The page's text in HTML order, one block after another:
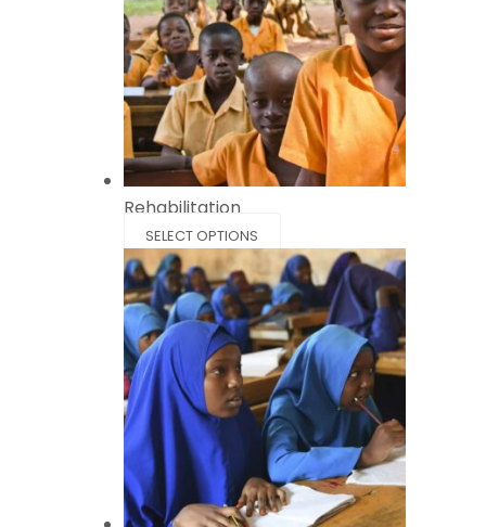
Rehabilitation
SELECT OPTIONS